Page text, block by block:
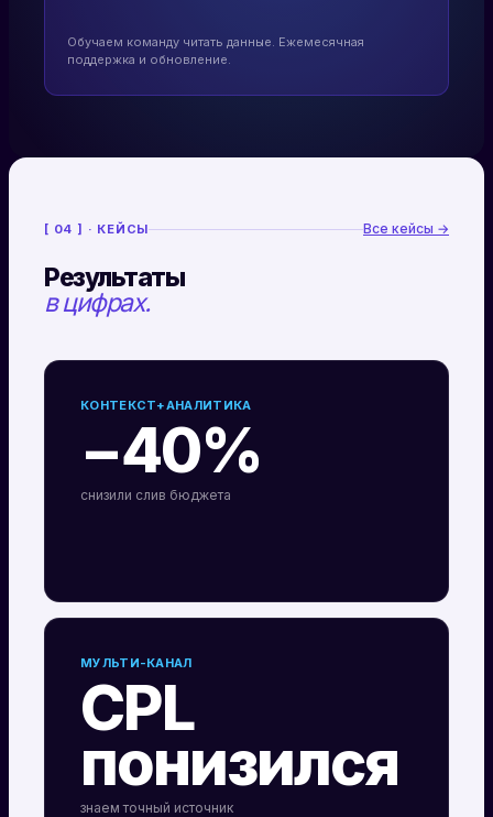
Обучаем команду читать данные. Ежемесячная
поддержка и обновление.
[ 04 ] · КЕЙСЫ Все кейсы →
Результаты
в цифрах.
КОНТЕКСТ+АНАЛИТИКА
−40%
снизили слив бюджета
МУЛЬТИ-КАНАЛ
CPL
понизился
знаем точный источник